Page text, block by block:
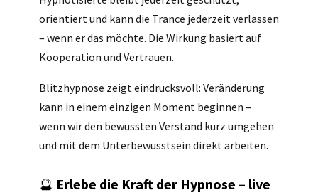
orientiert und kann die Trance jederzeit verlassen
– wenn er das möchte. Die Wirkung basiert auf
Kooperation und Vertrauen.
Blitzhypnose zeigt eindrucksvoll: Veränderung
kann in einem einzigen Moment beginnen –
wenn wir den bewussten Verstand kurz umgehen
und mit dem Unterbewusstsein direkt arbeiten.
🔮 Erlebe die Kraft der Hypnose – live